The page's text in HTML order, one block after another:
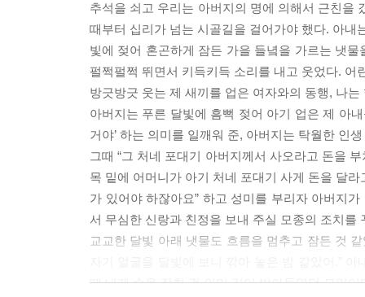
깃발 1
눈물에 젖은 연하장
당목수건
미움의 세월(歲月)
생명
손수건
소년병(少年兵)
아버지의 도장
할머니의 산소
제6부 봄비와 햇살 속으로
가을바람 부는 대로
추석을 쇠고 우리는 아버지의 명에 의해서 근친을
때부터 십리가 넘는 시골길을 걸어가야 했다. 아
빛에 젖어 혼곤하게 잠든 가을 들녘을 가르는 냇
펄쩍펄쩍 뛰면서 키득키득 소리를 내고 웃었다.
방긋방긋 웃는 제 새끼를 업은 여자와의 동행, 나
아버지는 푸른 달빛에 흠뻑 젖어 아기 업은 제 아
거야’ 하는 의미를 일깨워 준, 아버지는 탁월한 인
그때 “그 처네 포대기 아버지께서 사오라고 돈을
목 밑에 어머니가 아기 처네 포대기 사게 돈을 달
가 있어야 하잖아요” 하고 성미를 부리자 아버지
서 무심한 신랑과 친정을 보내 주실 모종의 조치
교교한 달빛 아래 냇물도 흐름을 멈추고 잠든 것
때 내게 손을 잡힌 걸 의미 깊이 받아들였던 모양이